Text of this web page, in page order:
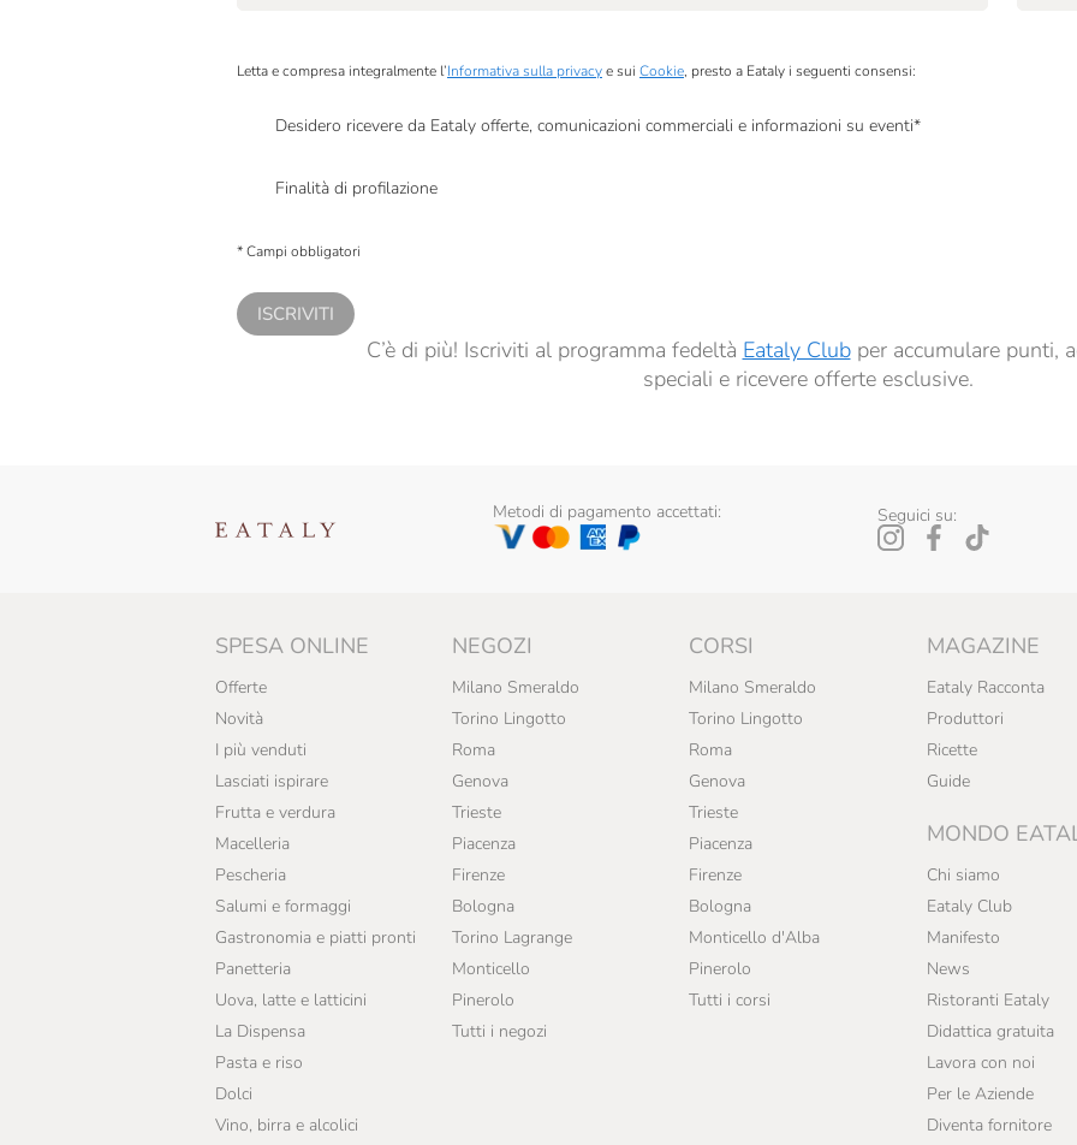
Letta e compresa integralmente l’Informativa sulla privacye sui Cookie, presto a Eataly i seguenti consensi:
Desidero ricevere da Eataly offerte, comunicazioni commerciali e informazioni su eventi*
Finalità di profilazione
* Campi obbligatori
ISCRIVITI
C’è di più! Iscriviti al programma fedeltà Eataly Clubper accumulare punti,
speciali e ricevere offerte esclusive.
Metodi di pagamento accettati: Seguici su:
SPESA ONLINE
Offerte
Novità
I più venduti
Lasciati ispirare
Frutta e verdura
Macelleria
Pescheria
Salumi e formaggi
Gastronomia e piatti pronti
Panetteria
Uova, latte e latticini
La Dispensa
Pasta e riso
Dolci
Vino, birra e alcolici
NEGOZI
Milano Smeraldo
Torino Lingotto
Roma
Genova
Trieste
Piacenza
Firenze
Bologna
Torino Lagrange
Monticello
Pinerolo
Tutti i negozi
CORSI
Milano Smeraldo
Torino Lingotto
Roma
Genova
Trieste
Piacenza
Firenze
Bologna
Monticello d'Alba
Pinerolo
Tutti i corsi
MAGAZINE
Eataly Racconta
Produttori
Ricette
Guide
MONDO
Chi siamo
Eataly Club
Manifesto
News
Ristoranti Eataly
Didattica gratuita
Lavora con noi
Per le Aziende
Diventa fornitore